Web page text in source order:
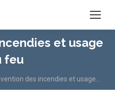
et usage
feu
des incendies et usage…